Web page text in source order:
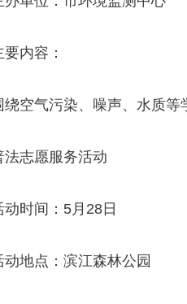
内容：
气污染、噪声、水质等
志愿服务活动
间：5月28日
点：滨江森林公园